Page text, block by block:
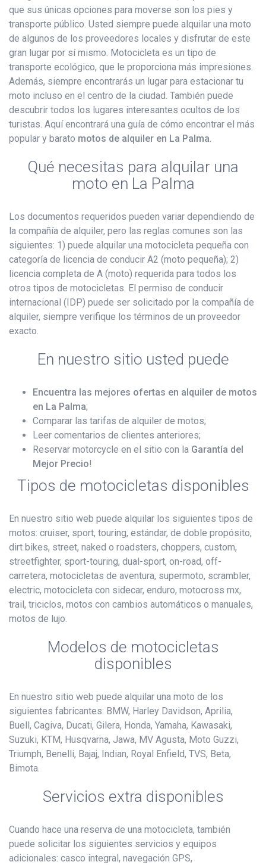
que sus únicas opciones para moverse son los pies y
transporte público. Usted siempre puede alquilar una moto
de algunos de los proveedores locales y disfrutar de este
gran lugar por sí mismo. Motocicleta es un tipo de
transporte ecológico, que le proporciona más impresiones.
Además, siempre encontrarás un lugar para estacionar tu
moto incluso en el centro de la ciudad. También puede
descubrir todos los lugares interesantes ocultos de los
turistas. Aquí encontrará una guía de cómo encontrar el más
popular y barato motos de alquiler en La Palma.
Qué necesitas para alquilar una
moto en La Palma
Los documentos requeridos pueden variar dependiendo de
la compañía de alquiler, pero las reglas comunes son las
siguientes: 1) puede alquilar una motocicleta pequeña con
categoría de licencia de conducir A2 (moto pequeña); 2)
licencia completa de A (moto) requerida para todos los
otros tipos de motocicletas. El permiso de conducir
internacional (IDP) puede ser solicitado por la compañía de
alquiler, siempre verifique los términos de un proveedor
exacto.
En nuestro sitio usted puede
Encuentra las mejores ofertas en alquiler de motos
en La Palma;
Comparar las tarifas de alquiler de motos;
Leer comentarios de clientes anteriores;
Reservar motorcycle en el sitio con la Garantía del
Mejor Precio!
Tipos de motocicletas disponibles
En nuestro sitio web puede alquilar los siguientes tipos de
motos: cruiser, sport, touring, estándar, de doble propósito,
dirt bikes, street, naked o roadsters, choppers, custom,
streetfighter, sport-touring, dual-sport, on-road, off-
carretera, motocicletas de aventura, supermoto, scrambler,
electric, motocicleta con sidecar, enduro, motocross mx,
trail, triciclos, motos con cambios automáticos o manuales,
motos de lujo.
Modelos de motocicletas
disponibles
En nuestro sitio web puede alquilar una moto de los
siguientes fabricantes: BMW, Harley Davidson, Aprilia,
Buell, Cagiva, Ducati, Gilera, Honda, Yamaha, Kawasaki,
Suzuki, KTM, Husqvarna, Jawa, MV Agusta, Moto Guzzi,
Triumph, Benelli, Bajaj, Indian, Royal Enfield, TVS, Beta,
Bimota.
Servicios extra disponibles
Cuando hace una reserva de una motocicleta, también
puede solicitar los siguientes servicios y equipos
adicionales: casco integral, navegación GPS,